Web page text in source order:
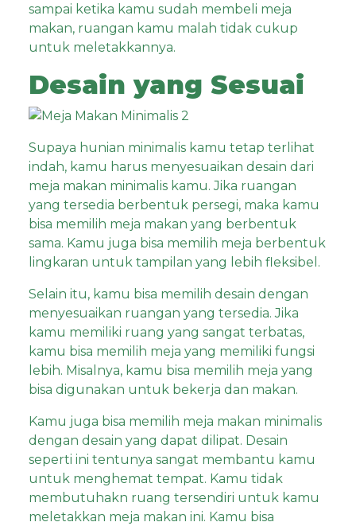
sampai ketika kamu sudah membeli meja
makan, ruangan kamu malah tidak cukup
untuk meletakkannya.
Desain yang Sesuai
Supaya hunian minimalis kamu tetap terlihat
indah, kamu harus menyesuaikan desain dari
meja makan minimalis kamu. Jika ruangan
yang tersedia berbentuk persegi, maka kamu
bisa memilih meja makan yang berbentuk
sama. Kamu juga bisa memilih meja berbentuk
lingkaran untuk tampilan yang lebih fleksibel.
Selain itu, kamu bisa memilih desain dengan
menyesuaikan ruangan yang tersedia. Jika
kamu memiliki ruang yang sangat terbatas,
kamu bisa memilih meja yang memiliki fungsi
lebih. Misalnya, kamu bisa memilih meja yang
bisa digunakan untuk bekerja dan makan.
Kamu juga bisa memilih meja makan minimalis
dengan desain yang dapat dilipat. Desain
seperti ini tentunya sangat membantu kamu
untuk menghemat tempat. Kamu tidak
membutuhakn ruang tersendiri untuk kamu
meletakkan meja makan ini. Kamu bisa